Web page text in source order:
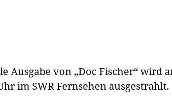
Ausgabe von „Doc Fischer“ wird
im SWR Fernsehen ausgestrahlt.